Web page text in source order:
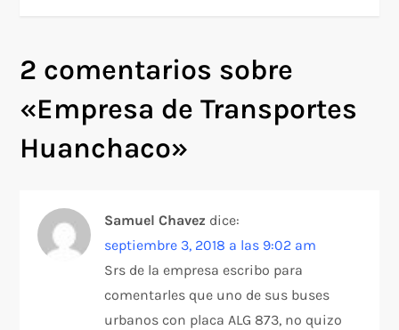
g
i
ó
2 comentarios sobre
«Empresa de Transportes
Huanchaco»
Samuel Chavez dice:
septiembre 3, 2018 a las 9:02 am
Srs de la empresa escribo para
comentarles que uno de sus buses
urbanos con placa ALG 873, no quizo